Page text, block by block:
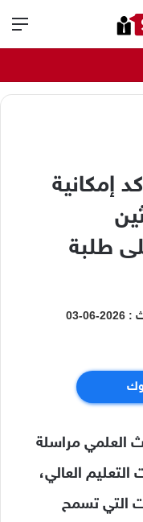
إمكانية
طلبة
03
العلمي مراسلة
العالي،
التي تسمح